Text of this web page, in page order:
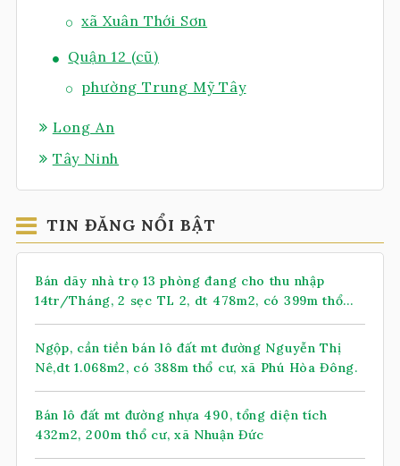
xã Xuân Thới Sơn
Quận 12 (cũ)
phường Trung Mỹ Tây
Long An
Tây Ninh
TIN ĐĂNG NỔI BẬT
Bán dãy nhà trọ 13 phòng đang cho thu nhập
14tr/Tháng, 2 sẹc TL 2, dt 478m2, có 399m thổ
cư, xã Nhuận Đức (mới)
Ngộp, cần tiền bán lô đất mt đường Nguyễn Thị
Nê,dt 1.068m2, có 388m thổ cư, xã Phú Hòa Đông.
Bán lô đất mt đường nhựa 490, tổng diện tích
432m2, 200m thổ cư, xã Nhuận Đức